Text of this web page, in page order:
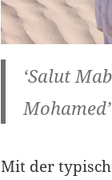
‘Salut
Mohamed’
Mit der